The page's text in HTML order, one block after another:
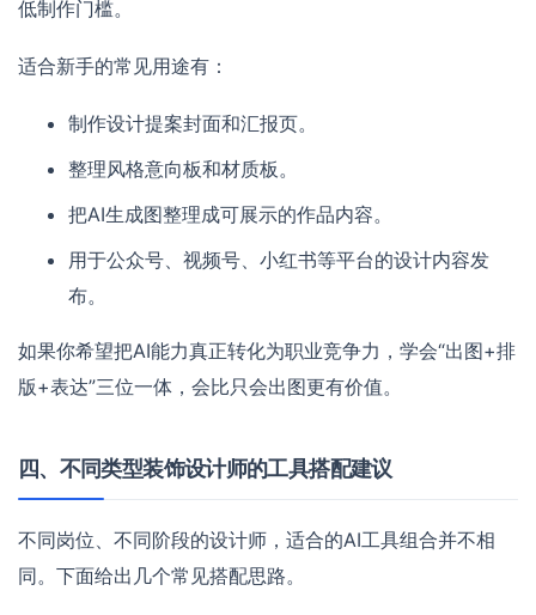
低制作门槛。
适合新手的常见用途有：
制作设计提案封面和汇报页。
整理风格意向板和材质板。
把AI生成图整理成可展示的作品内容。
用于公众号、视频号、小红书等平台的设计内容发
布。
如果你希望把AI能力真正转化为职业竞争力，学会“出图+排
版+表达”三位一体，会比只会出图更有价值。
四、不同类型装饰设计师的工具搭配建议
不同岗位、不同阶段的设计师，适合的AI工具组合并不相
同。下面给出几个常见搭配思路。